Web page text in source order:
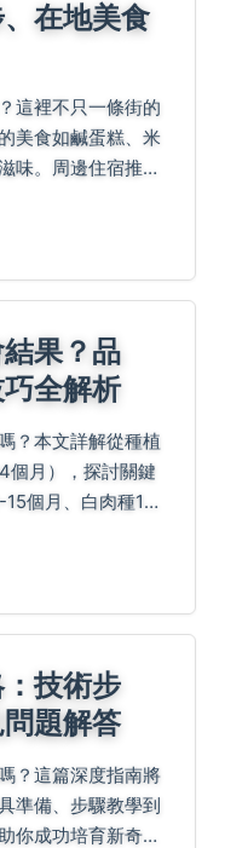
在地美食
這裡不只一條街的
美食如鹹蛋糕、米
味。周邊住宿推薦
果？品
全解析
？本文詳解從種植
個月），探討關鍵
個月、白肉種18-
技術步
題解答
？這篇深度指南將
準備、步驟教學到
你成功培育新奇果